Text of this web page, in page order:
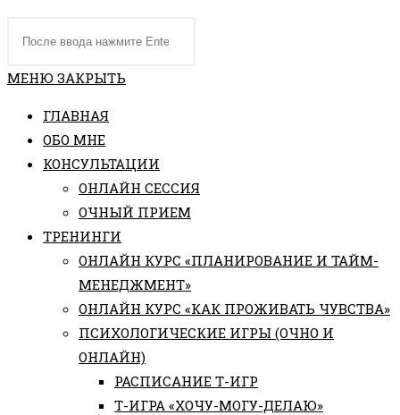
ПО
САЙТУ
сайте
МЕНЮ ЗАКРЫТЬ
ГЛАВНАЯ
ОБО МНЕ
КОНСУЛЬТАЦИИ
ОНЛАЙН СЕССИЯ
ОЧНЫЙ ПРИЕМ
ТРЕНИНГИ
ОНЛАЙН КУРС «ПЛАНИРОВАНИЕ И ТАЙМ-
МЕНЕДЖМЕНТ»
ОНЛАЙН КУРС «КАК ПРОЖИВАТЬ ЧУВСТВА»
ПСИХОЛОГИЧЕСКИЕ ИГРЫ (ОЧНО И
ОНЛАЙН)
РАСПИСАНИЕ Т-ИГР
Т-ИГРА «ХОЧУ-МОГУ-ДЕЛАЮ»